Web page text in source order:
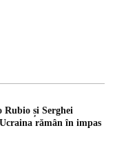
și Serghei
rămân în impas